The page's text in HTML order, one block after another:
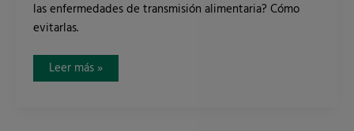
las enfermedades de transmisión alimentaria? Cómo
evitarlas.
Leer más »